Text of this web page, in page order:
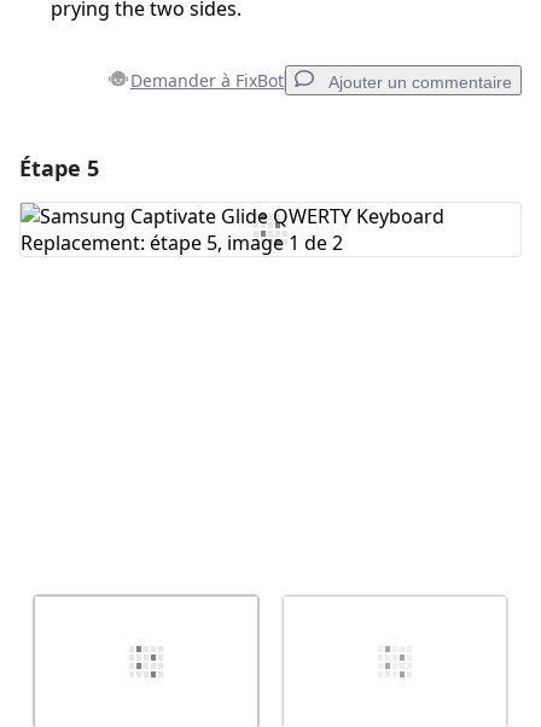
prying the two sides.
Demander à FixBot Ajouter un commentaire
Ajouter un commentaire
Étape 5